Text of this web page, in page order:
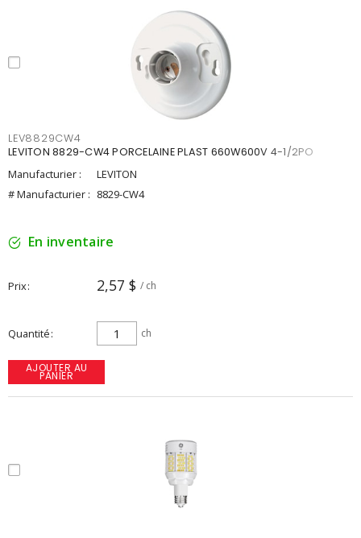
LEV8829CW4
LEVITON 8829-CW4 PORCELAINE PLAST 660W600V 4-1/2PO
Manufacturier :
LEVITON
# Manufacturier : 8829-CW4
En inventaire
Prix 2,57 $ / ch
Quantité ch
AJOUTER AU
PANIER